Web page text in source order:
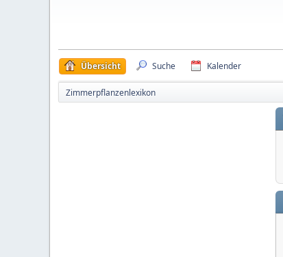
Übersicht Suche Kalender
Zimmerpflanzenlexikon